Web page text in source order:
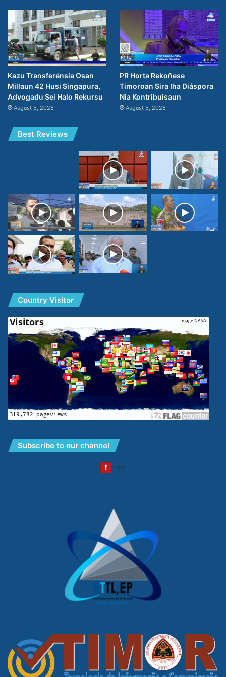
Kazu Transferénsia Osan
Millaun 42 Husi Singapura,
Advogadu Sei Halo Rekursu
August 5, 2026
PR Horta Rekoñese
Timoroan Sira Iha Diáspora
Nia Kontribuisaun
August 5, 2026
Best Reviews
Country Visitor
Subscribe to our channel